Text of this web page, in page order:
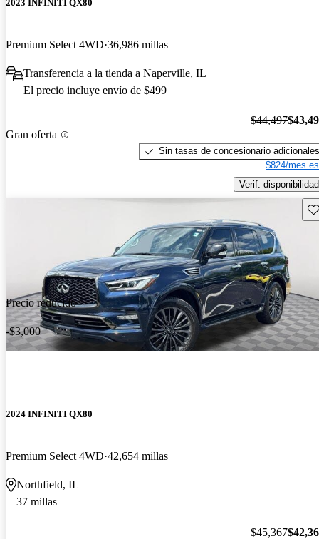
2023 INFINITI QX80
Premium Select 4WD 36,986 millas
Transferencia a la tienda a Naperville, IL
El precio incluye envío de $499
Gran oferta
$44,497
Sin tasas de concesionario adicionales
$824/mes
Verif. disponibilidad
Precio reducido
-$3,000
2024 INFINITI QX80
Premium Select 4WD 42,654 millas
Northfield, IL
37 millas
$45,367